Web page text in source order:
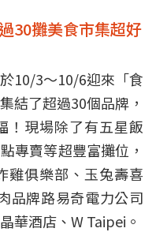
30攤美食市集超好
10/3～10/6迎來「食
結了超過30個品牌，
！現場除了有五星飯
專賣等超豐富攤位，
雞俱樂部、玉兔壽喜
品牌路易奇電力公司
華酒店、W Taipei。